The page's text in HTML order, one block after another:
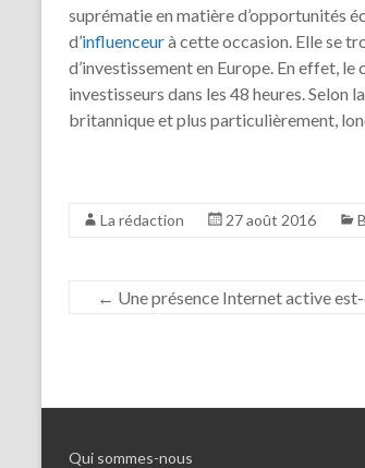
suprématie en matière d’opportunités
d’influenceurà cette occasion. Elle se
d’investissement en Europe. En effet,
investisseurs dans les 48 heures.
britannique et plus particulièrement,
La rédaction 27 août 2016
← Une présence Internet active
Qui sommes-nous